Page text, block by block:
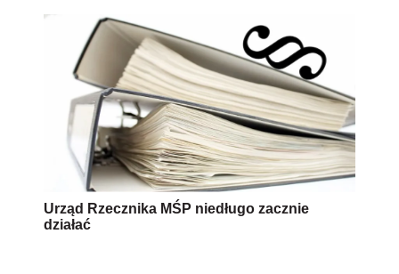
Urząd Rzecznika MŚP niedługo zacznie
działać